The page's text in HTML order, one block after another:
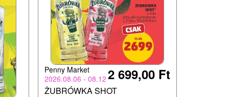
Penny Market
2026.08.06 - 08.12 2 699,00 Ft
ŻUBRÓWKA SHOT